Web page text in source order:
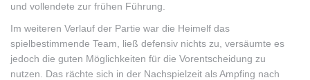
und vollendete zur frühen Führung.
Im weiteren Verlauf der Partie war die Heimelf das
spielbestimmende Team, ließ defensiv nichts zu, versäumte es
jedoch die guten Möglichkeiten für die Vorentscheidung zu
nutzen. Das rächte sich in der Nachspielzeit als Ampfing nach